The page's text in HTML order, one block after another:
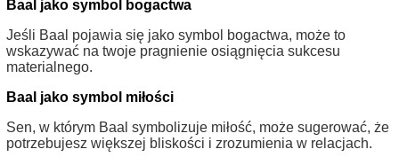
Baal jako symbol bogactwa
Jeśli Baal pojawia się jako symbol bogactwa, może to
wskazywać na twoje pragnienie osiągnięcia sukcesu
materialnego.
Baal jako symbol miłości
Sen, w którym Baal symbolizuje miłość, może sugerować, że
potrzebujesz większej bliskości i zrozumienia w relacjach.